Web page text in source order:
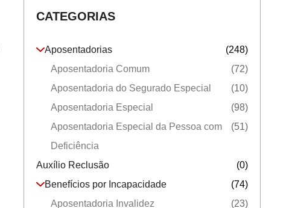
CATEGORIAS
Aposentadorias
(248)
Aposentadoria Comum
(72)
Aposentadoria do Segurado Especial
(10)
Aposentadoria Especial
(98)
Aposentadoria Especial da Pessoa com
Deficiência
(51)
Auxílio Reclusão
(0)
Benefícios por Incapacidade
(74)
Aposentadoria Invalidez
(23)